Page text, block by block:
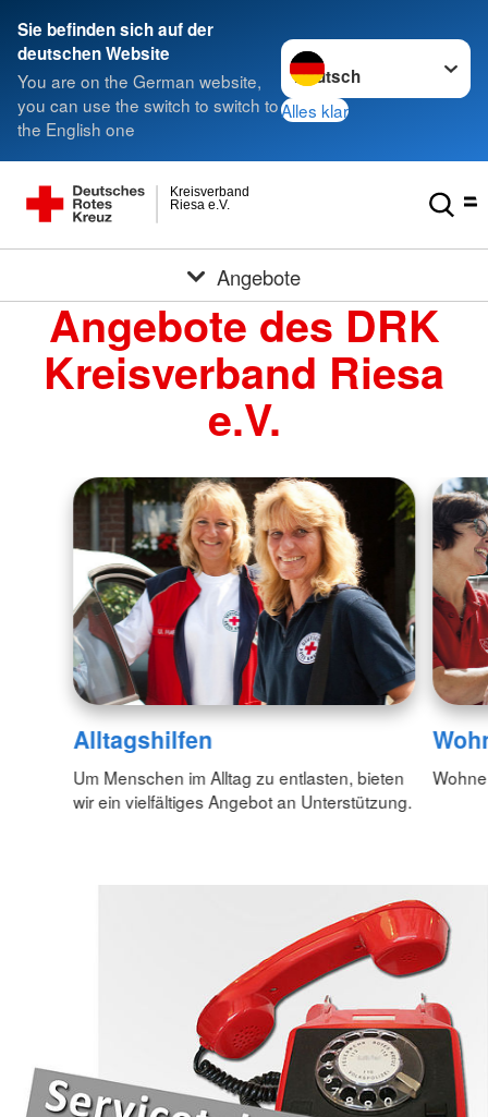
Sie befinden sich auf der
deutschen Website
You are on the German website,
you can use the switch to switch to
the English one
Sprache wechseln zu
Alles klar
Riesa e.V.
Kreisverband
Angebote
Angebote des DRK
Kreisverband Riesa
e.V.
Alltagshilfen
Um Menschen im Alltag zu entlasten, bieten
wir ein vielfältiges Angebot an Unterstützung.